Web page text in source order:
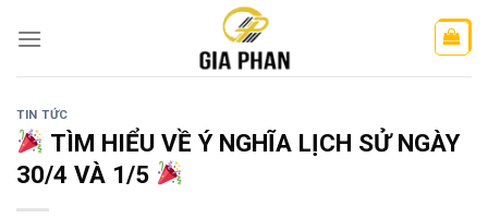
TIN TỨC
TÌM HIỂU VỀ Ý NGHĨA LỊCH SỬ NGÀY
30/4 VÀ 1/5